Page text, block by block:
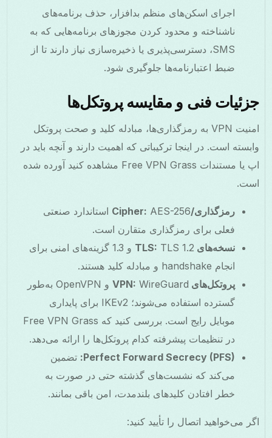
اجرای اسکن‌های منظم بدافزار، حذف برنامه‌های
ناشناخته و محدود کردن مجوزهای برنامه‌هایی که به
SMS، دسترسی‌پذیری یا ذخیره‌سازی نیاز دارند تا از
ضبط اعتبارنامه‌ها جلوگیری شود.
جزئیات فنی و مقایسه پروتکل‌ها
امنیت VPN به رمزگذاری‌ها، مبادله کلید و صحت پروتکل
وابسته است. در اینجا ترکیباتی که اهمیت دارند و آنچه باید در
اپ یا مستندات Free VPN Grass مشاهده کنید آورده شده
است.
رمزگذاری/Cipher:
AES-256 استاندارد صنعتی
فعلی برای رمزگذاری متقارن است.
نسخه‌های TLS:
TLS 1.2 و 1.3 گزینه‌های امنی برای
انجام handshake و مبادله کلید هستند.
پروتکل‌های VPN:
WireGuard و OpenVPN به‌طور
گسترده استفاده می‌شوند؛ IKEv2 برای پایداری
موبایل رایج است. بررسی کنید که Free VPN Grass
در تنظیمات پیشرفته کدام پروتکل‌ها را ارائه می‌دهد.
Perfect Forward Secrecy (PFS): تضمین
می‌کند که نشست‌های گذشته حتی در صورت به
خطر افتادن کلیدهای بلندمدت، امن باقی بمانند.
اگر می‌خواهید اتصال را تأیید کنید: